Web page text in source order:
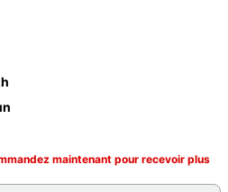
maintenant pour recevoir plus